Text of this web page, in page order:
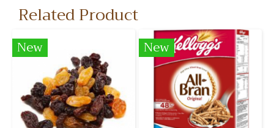
Related Product
New New